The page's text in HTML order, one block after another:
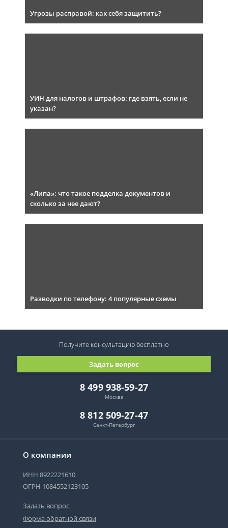
Угрозы расправой: как себя защитить?
УИН для налогов и штрафов: где взять, если не
указан?
«Липа»: что такое подделка документов и
сколько за нее дают?
Разводки по телефону: 4 популярные схемы
О компании
ИНН 8922221610
ОГРН 1084552123105
Задать вопрос
Форма обратной связи
8 499 938-59-27
Москва
8 812 509-27-47
Санкт-Петербург
Задать вопрос
Получите консультациюбесплатно